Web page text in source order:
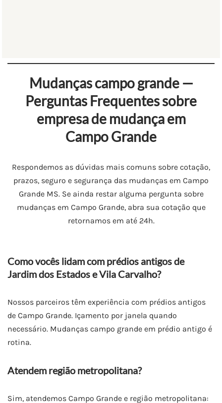
Mudanças campo grande —
Perguntas Frequentes sobre
empresa de mudança em
Campo Grande
Respondemos as dúvidas mais comuns sobre cotação,
prazos, seguro e segurança das mudanças em Campo
Grande MS. Se ainda restar alguma pergunta sobre
mudanças em Campo Grande, abra sua cotação que
retornamos em até 24h.
Como vocês lidam com prédios antigos de
Jardim dos Estados e Vila Carvalho?
Nossos parceiros têm experiência com prédios antigos
de Campo Grande. Içamento por janela quando
necessário. Mudanças campo grande em prédio antigo é
rotina.
Atendem região metropolitana?
Sim, atendemos Campo Grande e região metropolitana: